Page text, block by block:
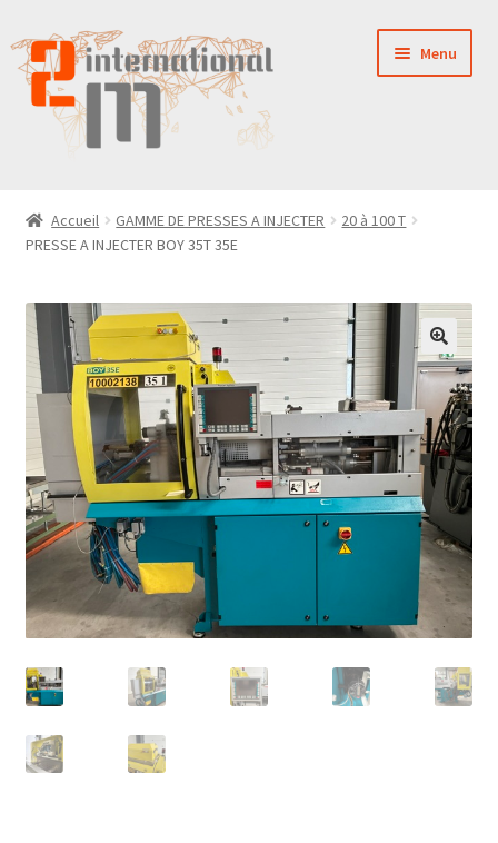
Aller
à
la
navigation
Aller
au
contenu
Menu
NOUVEAUTÉS
VENTES
PIÈCES DÉTACHÉES
CONTACT
Accueil GAMME DE PRESSES A INJECTER
20 à 100 T
PRESSE A INJECTER BOY 35T 35E